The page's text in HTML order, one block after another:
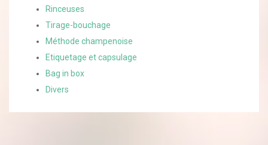
Rinceuses
Tirage-bouchage
Méthode champenoise
Etiquetage et capsulage
Bag in box
Divers